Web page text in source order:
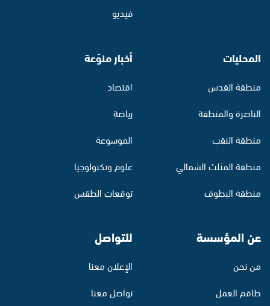
فيديو
المحليات
منطقة القدس
الناصرة والمنطقة
منطقة النقب
منطقة المثلث الشمالي
منطقة البطوف
أخبار منوّعة
اقتصاد
رياضة
الموسوعة
علوم وتكنولوجيا
توقعات الطقس
عن المؤسسة
من نحن
طاقم العمل
للتواصل
الإعلان معنا
تواصل معنا